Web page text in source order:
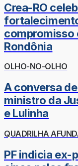
Crea-RO
compromisso
Rondônia
OLHO-NO-OLHO
A conversa
ministro da
e Lulinha
QUADRILHA
PF indicia ex-